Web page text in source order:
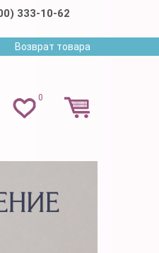
333-10-62
Возврат товара
0